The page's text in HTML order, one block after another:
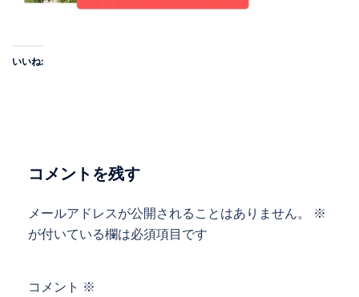
いいね:
コメントを残す
メールアドレスが公開されることはありません。
※
が付いている欄は必須項目です
コメント ※